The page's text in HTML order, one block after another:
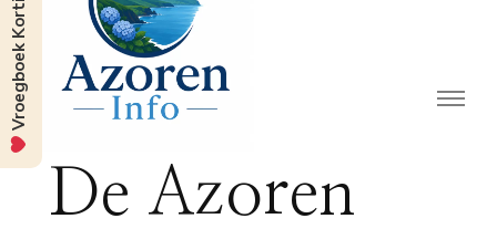
De Azoren
Vroegboek Korting